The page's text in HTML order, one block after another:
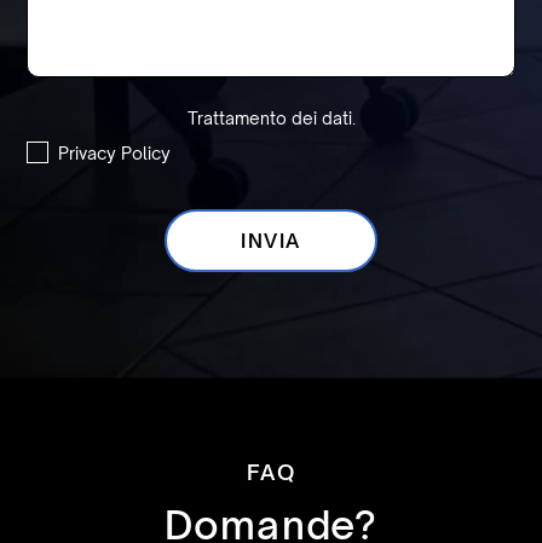
Trattamento dei dati.
Privacy Policy
FAQ
Domande?